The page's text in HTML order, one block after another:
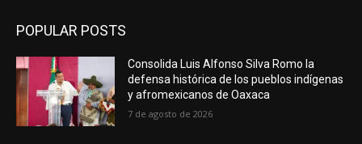
POPULAR POSTS
Consolida Luis Alfonso Silva Romo la
defensa histórica de los pueblos indígenas
y afromexicanos de Oaxaca
7 de agosto de 2026